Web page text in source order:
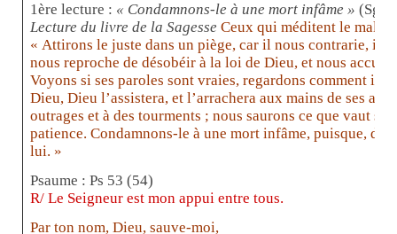
1ère lecture : « Condamnons-le à une mort infâme » (Sg
Lecture du livre de la Sagesse Ceux qui méditent le mal
« Attirons le juste dans un piège, car il nous contrarie, il
nous reproche de désobéir à la loi de Dieu, et nous
Voyons si ses paroles sont vraies, regardons comment il
Dieu, Dieu l’assistera, et l’arrachera aux mains de ses
outrages et à des tourments ; nous saurons ce que vaut sa
patience. Condamnons-le à une mort infâme, puisque,
lui. »
Psaume : Ps 53 (54)
R/ Le Seigneur est mon appui entre tous.
Par ton nom, Dieu, sauve-moi,